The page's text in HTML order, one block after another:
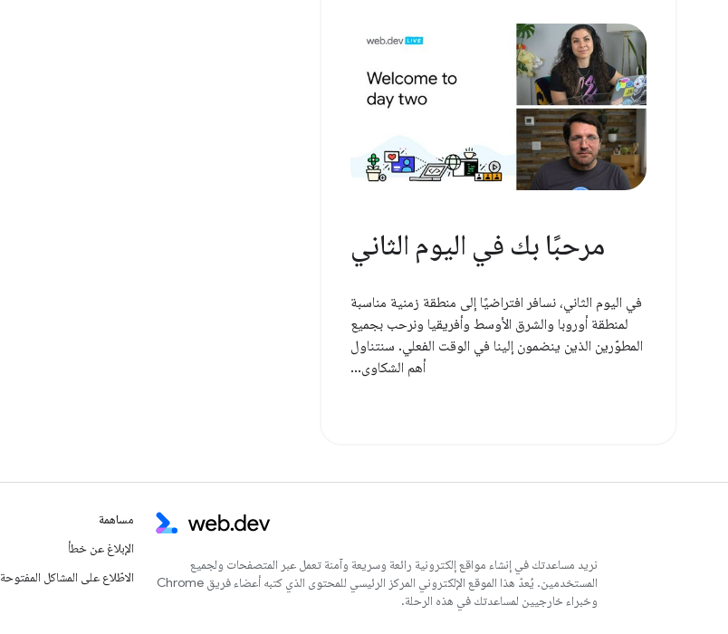
مرحبًا بك في اليوم الثاني
في اليوم الثاني، نسافر افتراضيًا إلى منطقة زمنية مناسبة
لمنطقة أوروبا والشرق الأوسط وأفريقيا ونرحب بجميع
المطوّرين الذين ينضمون إلينا في الوقت الفعلي. سنتناول
أهم الشكاوى...
نريد مساعدتك في إنشاء مواقع إلكترونية رائعة وسريعة وآمنة تعمل عبر المتصفحات ولجميع
المستخدمين. يُعدّ هذا الموقع الإلكتروني المركز الرئيسي للمحتوى الذي كتبه أعضاء فريق Chrome
وخبراء خارجيين لمساعدتك في هذه الرحلة.
مساهمة
الإبلاغ عن خطأ
الاطّلاع على المشاكل المفتوحة